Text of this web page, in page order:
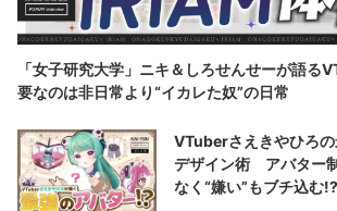
「女子研究大学」ニキ＆しろせんせーが語
要なのは非日常より“イカレた奴”の日常
VTuberさえきやひろ
デザイン術 アバター
なく“嫌い”もブチ込む!?